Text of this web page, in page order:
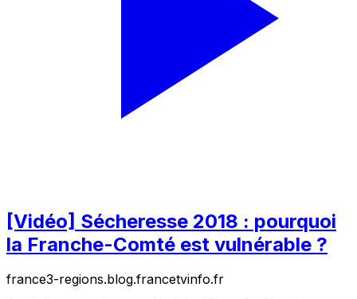
[Vidéo] Sécheresse 2018 : pourquoi
la Franche-Comté est vulnérable ?
france3-regions.blog.francetvinfo.fr